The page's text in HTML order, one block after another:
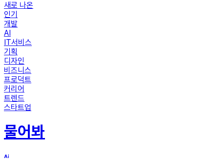
새로 나온
인기
개발
AI
IT서비스
기획
디자인
비즈니스
프로덕트
커리어
트렌드
스타트업
물어봐